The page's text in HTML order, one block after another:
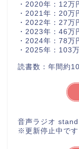
・2020年：12万
・2021年：20万
・2022年：27万
・2023年：46万
・2024年：78万
・2025年：103
読書数：年間約
音声ラジオ
※更新停止中です